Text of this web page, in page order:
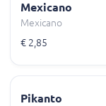
Mexicano
Mexicano
€ 2,85
Pikanto